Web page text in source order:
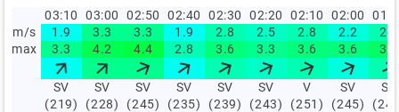
03:10 03:00 02:50 02:40 02:30 02:20 02:10 02:00
m/s
1.9 3.3 3.3 1.9 2.8 2.5 2.8 2.2
2.8
max
3.3 4.2 4.4 2.8 3.6 3.3 3.6 3.6 3.9
SV
(219)
SV
(228)
SV
(245)
SV
(235)
SV
(239)
SV
(243)
V
(251)
SV
(245)
SV